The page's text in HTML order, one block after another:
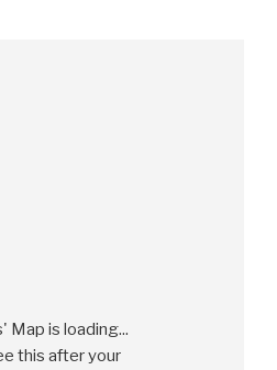
Map is loading...
this after your